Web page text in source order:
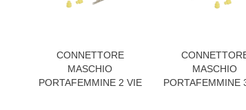
CONNETTORE
MASCHIO
PORTAFEMMINE 2 VIE
MASCHIO
PORTAFEMMINE